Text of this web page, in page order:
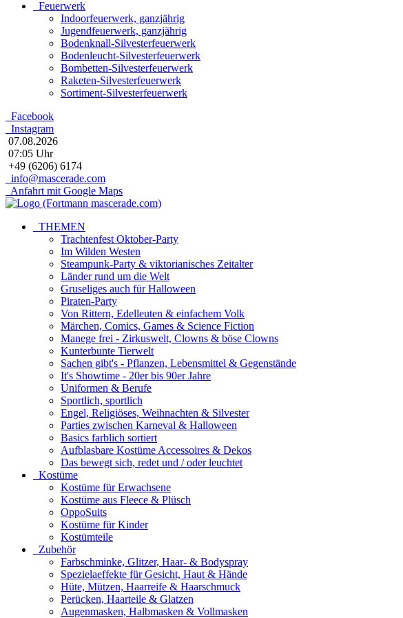
Feuerwerk
Indoorfeuerwerk, ganzjährig
Jugendfeuerwerk, ganzjährig
Bodenknall-Silvesterfeuerwerk
Bodenleucht-Silvesterfeuerwerk
Bombetten-Silvesterfeuerwerk
Raketen-Silvesterfeuerwerk
Sortiment-Silvesterfeuerwerk
Facebook
Instagram
07.08.2026
07:05 Uhr
+49 (6206) 6174
info@mascerade.com
Anfahrt mit Google Maps
THEMEN
Trachtenfest Oktober-Party
Im Wilden Westen
Steampunk-Party & viktorianisches Zeitalter
Länder rund um die Welt
Gruseliges auch für Halloween
Piraten-Party
Von Rittern, Edelleuten & einfachem Volk
Märchen, Comics, Games & Science Fiction
Manege frei - Zirkuswelt, Clowns & böse Clowns
Kunterbunte Tierwelt
Sachen gibt's - Pflanzen, Lebensmittel & Gegenstände
It's Showtime - 20er bis 90er Jahre
Uniformen & Berufe
Sportlich, sportlich
Engel, Religiöses, Weihnachten & Silvester
Parties zwischen Karneval & Halloween
Basics farblich sortiert
Aufblasbare Kostüme Accessoires & Dekos
Das bewegt sich, redet und / oder leuchtet
Kostüme
Kostüme für Erwachsene
Kostüme aus Fleece & Plüsch
OppoSuits
Kostüme für Kinder
Kostümteile
Zubehör
Farbschminke, Glitzer, Haar- & Bodyspray
Spezielaeffekte für Gesicht, Haut & Hände
Hüte, Mützen, Haarreife & Haarschmuck
Perücken, Haarteile & Glatzen
Augenmasken, Halbmasken & Vollmasken